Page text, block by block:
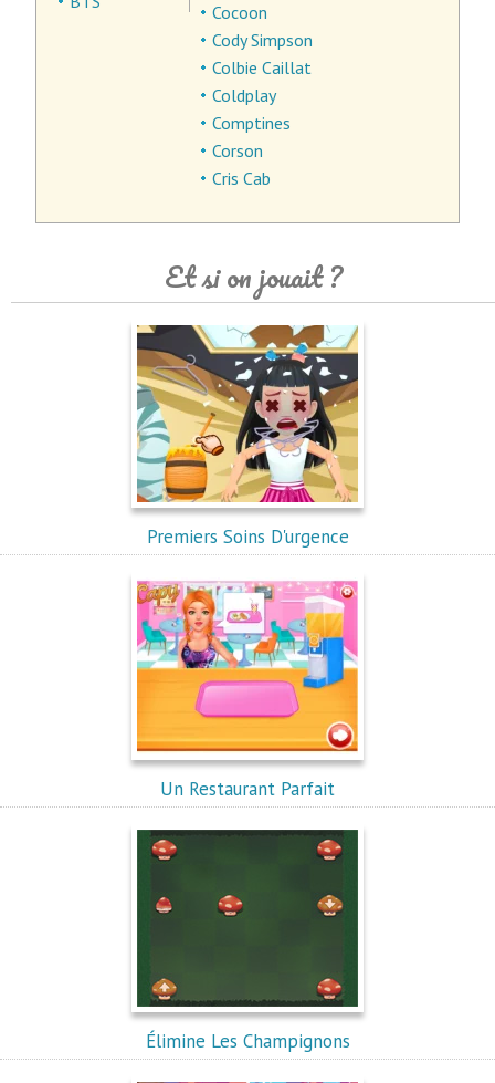
Cocoon
Cody Simpson
Colbie Caillat
Coldplay
Comptines
Corson
Cris Cab
Et si on jouait ?
Premiers Soins D'urgence
Un Restaurant Parfait
Élimine Les Champignons